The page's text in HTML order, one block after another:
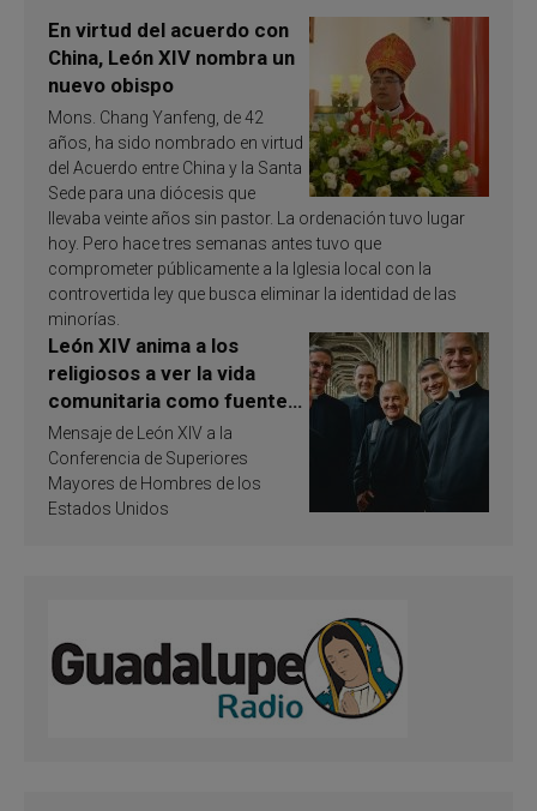
En virtud del acuerdo con
China, León XIV nombra un
nuevo obispo
Mons. Chang Yanfeng, de 42
años, ha sido nombrado en virtud
del Acuerdo entre China y la Santa
Sede para una diócesis que
llevaba veinte años sin pastor. La ordenación tuvo lugar
hoy. Pero hace tres semanas antes tuvo que
comprometer públicamente a la Iglesia local con la
controvertida ley que busca eliminar la identidad de las
minorías.
León XIV anima a los
religiosos a ver la vida
comunitaria como fuente
de inspiración y
santificación
Mensaje de León XIV a la
Conferencia de Superiores
Mayores de Hombres de los
Estados Unidos